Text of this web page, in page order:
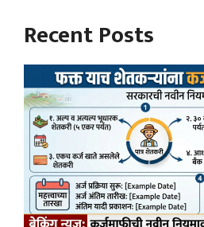
Recent Posts